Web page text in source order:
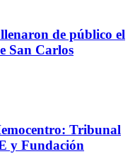
de público el
San Carlos
Tribunal
y Fundación